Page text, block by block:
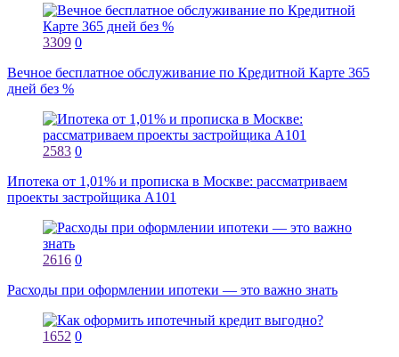
3309 0
Вечное бесплатное обслуживание по Кредитной Карте 365
дней без %
2583 0
Ипотека от 1,01% и прописка в Москве: рассматриваем
проекты застройщика А101
2616 0
Расходы при оформлении ипотеки — это важно знать
1652 0